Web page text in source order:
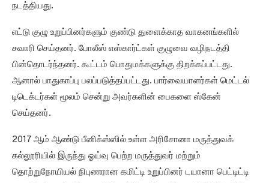
நடத்தியது.
எட்டு குழு உறுப்பினர்களும் குண்டு துளைக்காத வாகனங்களில்
சவாரி செய்தனர். போலீஸ் எஸ்கார்ட்கள் குழுவை வழிநடத்தி
பின்தொடர்ந்தனர். கூட்டம் பொதுமக்களுக்கு திறக்கப்பட்டது.
ஆனால் பாதுகாப்பு பலப்படுத்தப்பட்டது. பார்வையாளர்கள் மெட்டல்
டிடெக்டர்கள் மூலம் சென்று அவர்களின் பைகளை ஸ்கேன்
செய்தனர்.
2017 ஆம் ஆண்டு பீனிக்ஸ்ஸில் உள்ள அரிசோனா மருத்துவக்
கல்லூரியில் இருந்து ஓய்வு பெற்ற மருத்துவர் மற்றும்
தொற்றுநோயியல் நிபுணரான கமிட்டி உறுப்பினர் டயானா பெட்டிட்டி